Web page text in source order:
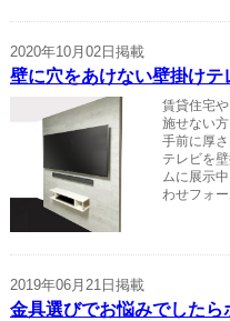
2020年10月02日掲載
壁に穴をあけない壁掛け
賃貸住宅
施せない
手前に厚
テレビを
ムに展示
わせフォ
2019年06月21日掲載
金具選びでお悩みでした